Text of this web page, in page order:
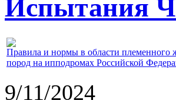
Испытания
Правила и нормы в области племенного
пород на ипподромах Российской
9/11/2024